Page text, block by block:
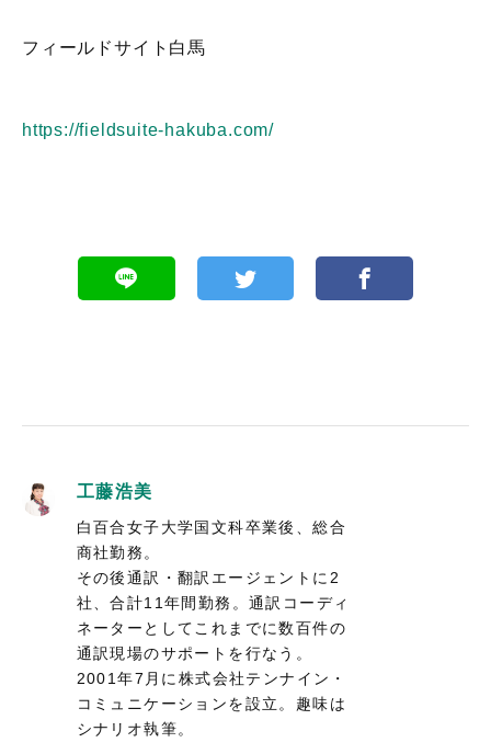
フィールドサイト白馬
https://fieldsuite-hakuba.com/
工藤浩美
白百合女子大学国文科卒業後、総合
商社勤務。
その後通訳・翻訳エージェントに2
社、合計11年間勤務。通訳コーディ
ネーターとしてこれまでに数百件の
通訳現場のサポートを行なう。
2001年7月に株式会社テンナイン・
コミュニケーションを設立。趣味は
シナリオ執筆。